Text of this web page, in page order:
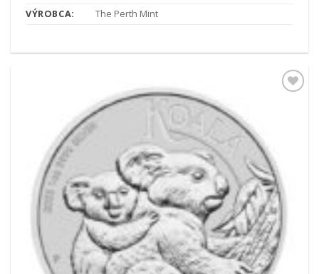
VÝROBCA:
The Perth Mint